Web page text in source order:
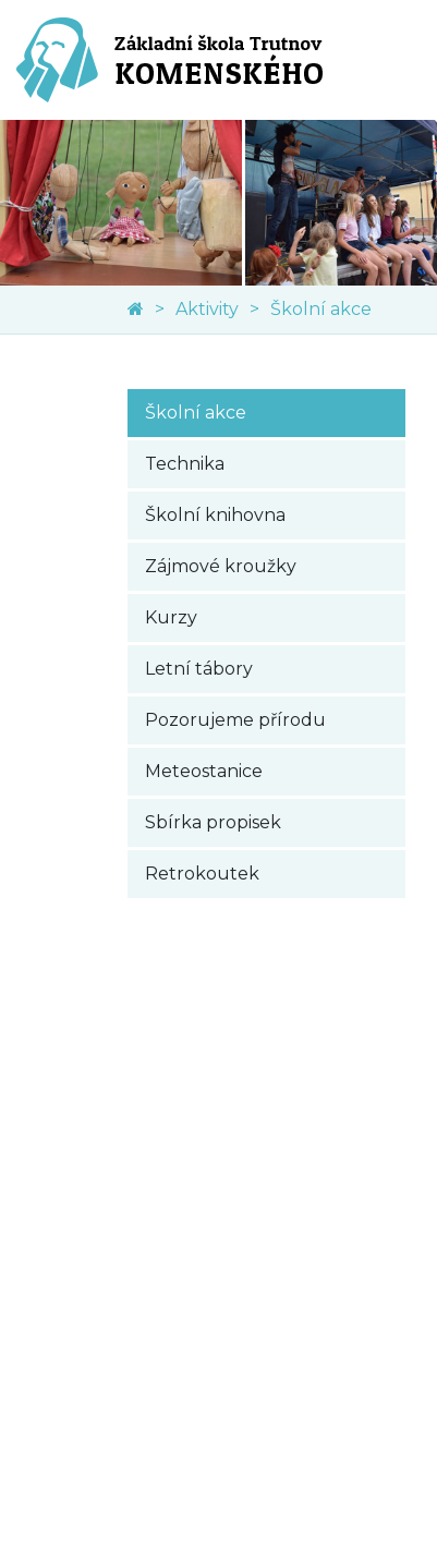
Aktivity Školní akce
Školní akce
Technika
Školní knihovna
Zájmové kroužky
Kurzy
Letní tábory
Pozorujeme přírodu
Meteostanice
Sbírka propisek
Retrokoutek